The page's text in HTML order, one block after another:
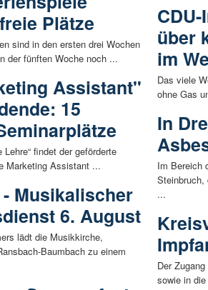
Plätze
sind in den ersten drei Wochen
der fünften Woche noch ...
Assistant"
15
findet der geförderte
Marketing Assistant ...
Musikalischer
6. August
lädt die Musikkirche,
Baumbach zu einem
über
im
Das viele
ohne Gas
In
Im Bereich
Steinbruch,
...
Der
sowie in